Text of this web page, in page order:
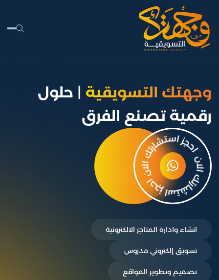
وجهتك التسويقية | حلول
رقمية تصنع الفرق
انشاء وادارة المتاجر الالكترونية
تسويق إلكتروني مدروس
تصميم وتطوير المواقع
قسم المشروع: